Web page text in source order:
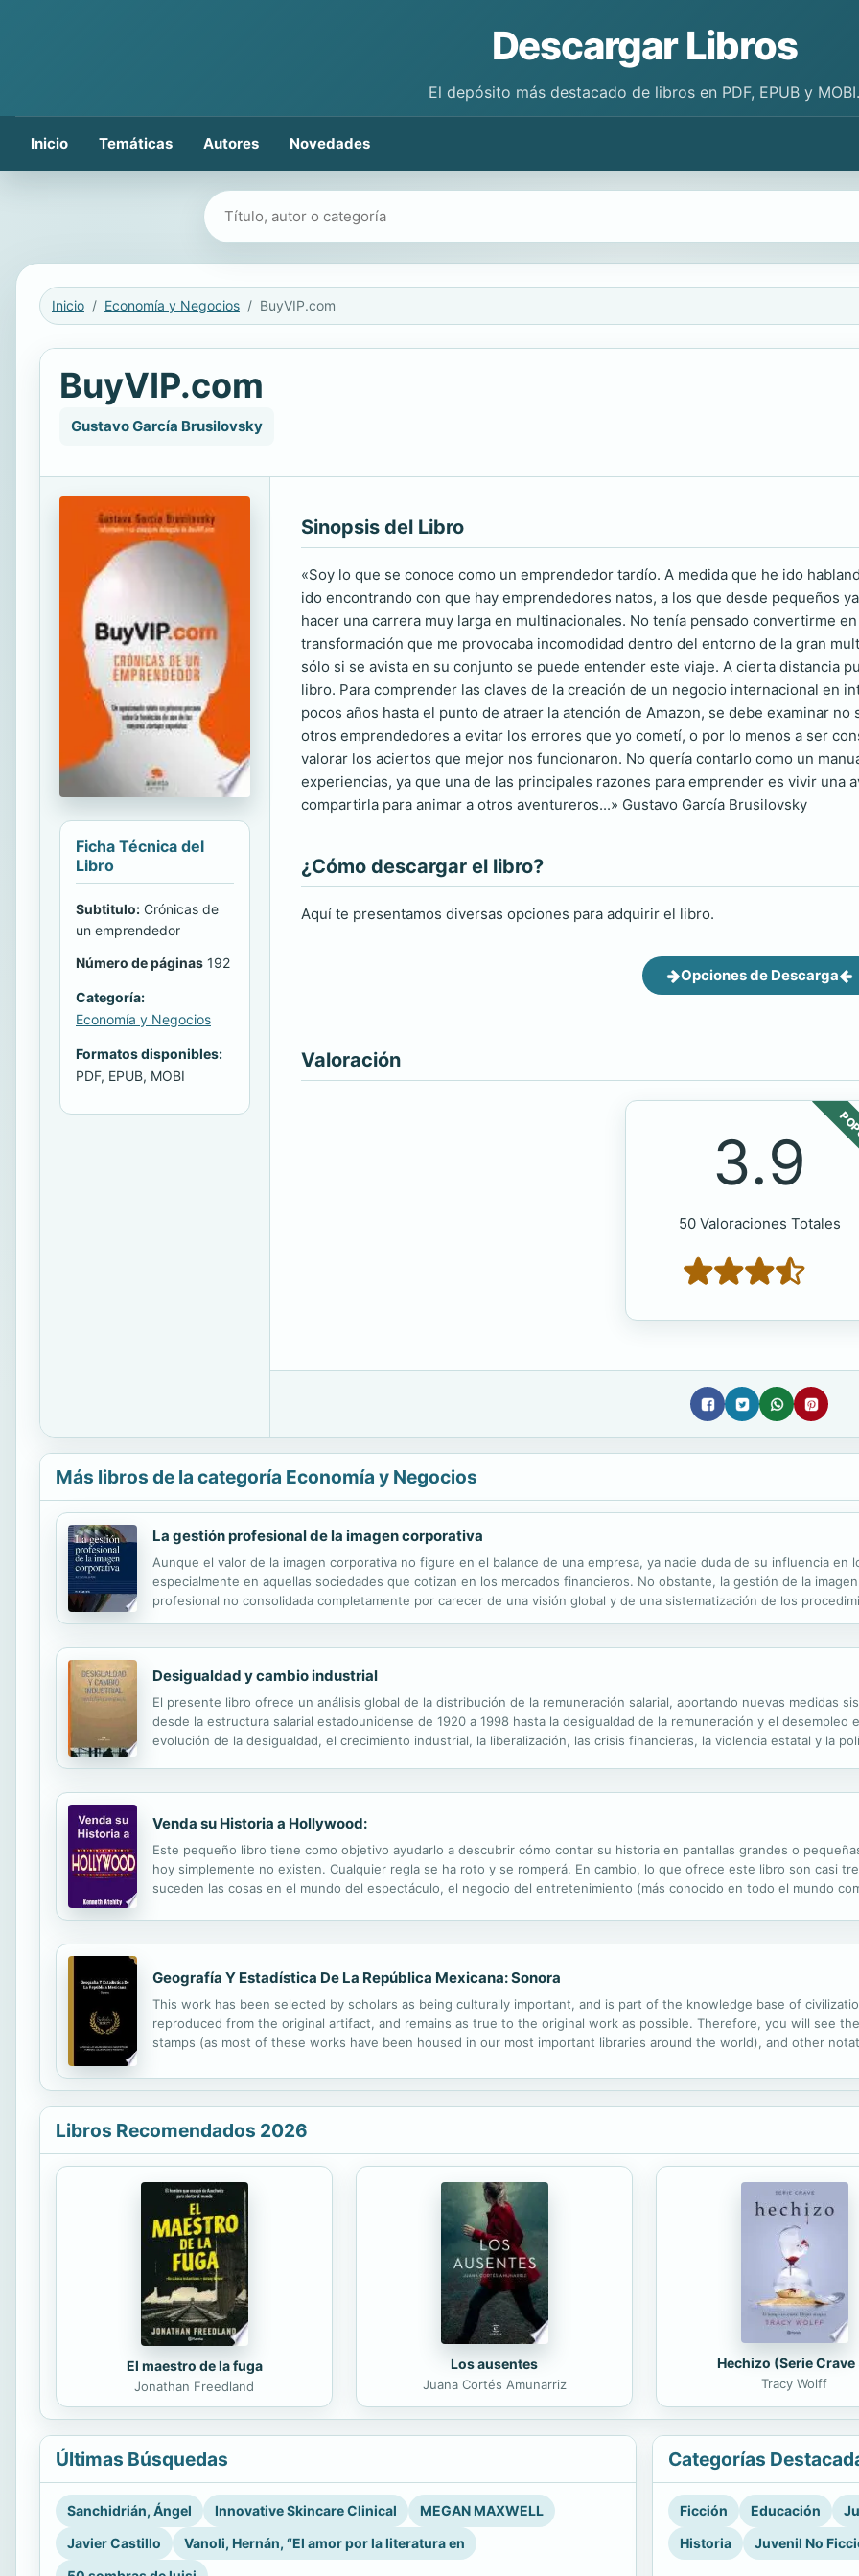
Descargar Libros
El depósito más destacado de libros en PDF, EPUB y MOBI.
Inicio Temáticas Autores Novedades
Buscar libros
Inicio Economía y Negocios BuyVIP.com
BuyVIP.com
Gustavo García Brusilovsky
Ficha Técnica del
Libro
Subtitulo: Crónicas de
un emprendedor
Número de páginas 192
Categoría:
Economía y Negocios
Formatos disponibles:
PDF, EPUB, MOBI
Sinopsis del Libro
«Soy lo que se conoce como un emprendedor tardío. A medida que he ido
ido encontrando con que hay emprendedores natos, a los que desde pequeños
hacer una carrera muy larga en multinacionales. No tenía pensado convertirme
transformación que me provocaba incomodidad dentro del entorno de la gran
sólo si se avista en su conjunto se puede entender este viaje. A cierta distancia
libro. Para comprender las claves de la creación de un negocio internacional en
pocos años hasta el punto de atraer la atención de Amazon, se debe examinar
otros emprendedores a evitar los errores que yo cometí, o por lo menos a ser
valorar los aciertos que mejor nos funcionaron. No quería contarlo como un
experiencias, ya que una de las principales razones para emprender es vivir una
compartirla para animar a otros aventureros...» Gustavo García Brusilovsky
¿Cómo descargar el libro?
Aquí te presentamos diversas opciones para adquirir el libro.
Opciones de Descarga
Valoración
3.9
50 Valoraciones Totales
Más libros de la categoría Economía y Negocios
La gestión profesional de la imagen corporativa
Aunque el valor de la imagen corporativa no figure en el balance de una empresa, ya nadie duda de su influencia en
especialmente en aquellas sociedades que cotizan en los mercados financieros. No obstante, la gestión de la
profesional no consolidada completamente por carecer de una visión global y de una sistematización de los
Desigualdad y cambio industrial
El presente libro ofrece un análisis global de la distribución de la remuneración salarial, aportando nuevas medidas
desde la estructura salarial estadounidense de 1920 a 1998 hasta la desigualdad de la remuneración y el desempleo
evolución de la desigualdad, el crecimiento industrial, la liberalización, las crisis financieras, la violencia estatal y la
Venda su Historia a Hollywood:
Este pequeño libro tiene como objetivo ayudarlo a descubrir cómo contar su historia en pantallas grandes o
hoy simplemente no existen. Cualquier regla se ha roto y se romperá. En cambio, lo que ofrece este libro son casi
suceden las cosas en el mundo del espectáculo, el negocio del entretenimiento (más conocido en todo el mundo
Geografía Y Estadística De La República Mexicana: Sonora
This work has been selected by scholars as being culturally important, and is part of the knowledge base of
reproduced from the original artifact, and remains as true to the original work as possible. Therefore, you will see
stamps (as most of these works have been housed in our most important libraries around the world), and other
Libros Recomendados 2026
El maestro de la fuga
Jonathan Freedland
Los ausentes
Juana Cortés Amunarriz
Hechizo (Serie Crave
Tracy Wolff
Últimas Búsquedas
Sanchidrián, Ángel Innovative Skincare Clinical
MEGAN MAXWELL
Javier Castillo
Vanoli, Hernán, “El amor por la literatura en
Categorías
Ficción Educación
Historia
Juvenil No